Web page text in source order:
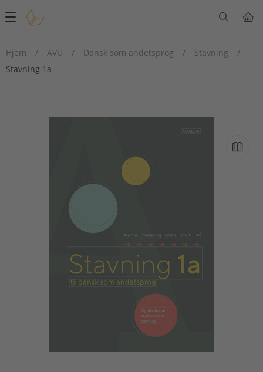
Main
Hjem
/ AVU / Dansk som andetsprog / Stavning
/
Stavning 1a